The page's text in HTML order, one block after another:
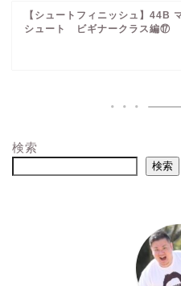
【シュートフィニッシュ】44B
シュート ビギナークラス編⑰
検索
検索